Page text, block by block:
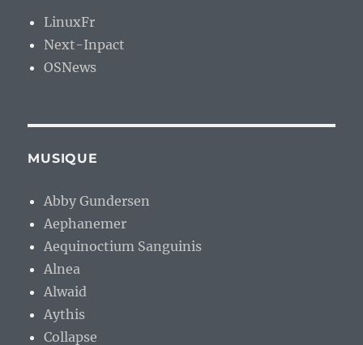
LinuxFr
Next-Inpact
OSNews
MUSIQUE
Abby Gundersen
Aephanemer
Aequinoctium Sanguinis
Alnea
Alwaid
Aythis
Collapse